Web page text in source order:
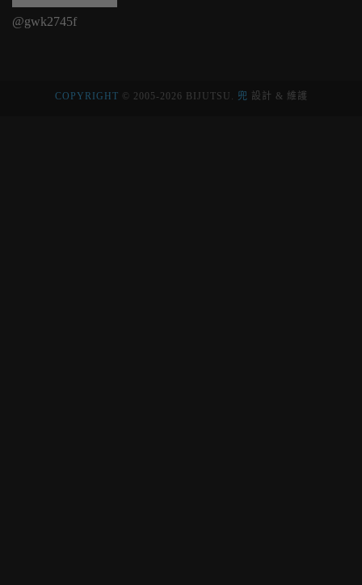
@gwk2745f
COPYRIGHT © 2005-2026 BIJUTSU. 兜 設計 & 維護